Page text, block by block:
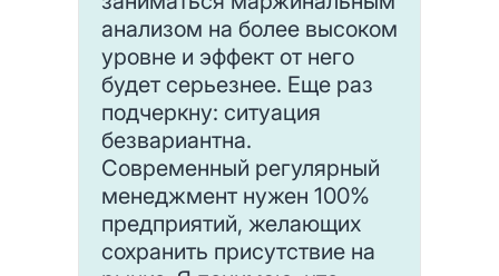
анализом на более высоком
уровне и эффект от него
будет серьезнее. Еще раз
подчеркну: ситуация
безвариантна.
Современный регулярный
менеджмент нужен 100%
предприятий, желающих
сохранить присутствие на